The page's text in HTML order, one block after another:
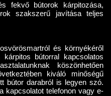
fekvő bútorok kárpitozása,
szakszerű javítása teljes
és környékéről
kárpitos bútorral kapcsolatos
köszönhetően
kiváló minőségű
bútor darabról is legyen szó.
kapcsolatot telefonon vagy e-